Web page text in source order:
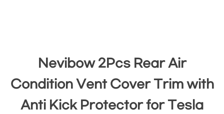
Nevibow 2Pcs Rear Air
Condition Vent Cover Trim with
Anti Kick Protector for Tesla